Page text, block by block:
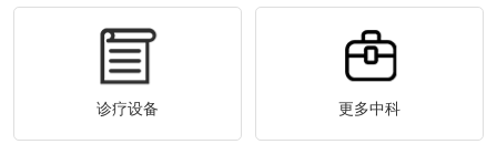
诊疗设备 更多中科